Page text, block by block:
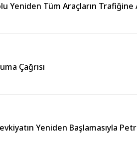
Yeniden Tüm Araçların Trafiğine
Çağrısı
Yeniden Başlamasıyla